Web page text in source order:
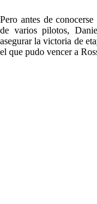
Pero antes de
de varios pilotos,
asegurar la victoria de
el que pudo vencer a